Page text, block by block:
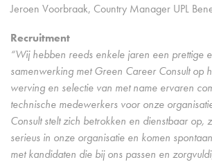
Jeroen Voorbraak, Country Manager UPL
Recruitment
“Wij hebben reeds enkele jaren een prettige
samenwerking met Green Career Consult op
werving en selectie van met name ervaren
technische medewerkers voor onze
Consult stelt zich betrokken en dienstbaar op,
serieus in onze organisatie en komen
met kandidaten die bij ons passen en